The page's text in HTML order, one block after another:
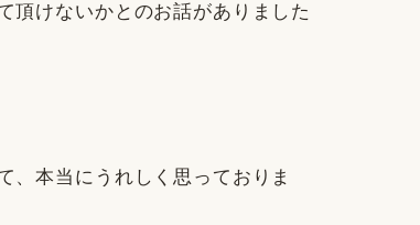
頂けないかとのお話がありました
本当にうれしく思っておりま